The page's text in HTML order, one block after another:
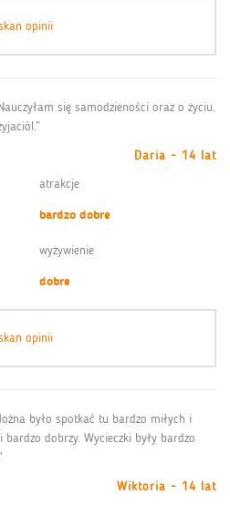
opinii
się samodzieności oraz o życiu.
Daria - 14 lat
atrakcje
bardzo dobre
wyżywienie
dobre
opinii
było spotkać tu bardzo miłych i
dobrzy. Wycieczki były bardzo
Wiktoria - 14 lat